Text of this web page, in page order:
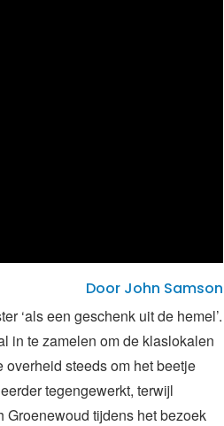
Door John Samson
‘als een geschenk uit de hemel’.
in te zamelen om de klaslokalen
overheid steeds om het beetje
tegengewerkt, terwijl
Groenewoud tijdens het bezoek